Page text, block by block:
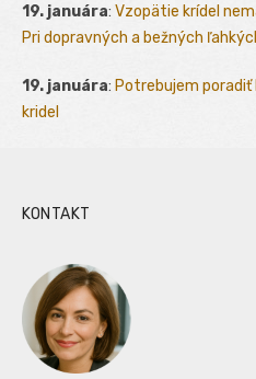
19. januára: Vzopätie krídel
Pri dopravných a bežných
19. januára: Potrebujem
kridel
KONTAKT